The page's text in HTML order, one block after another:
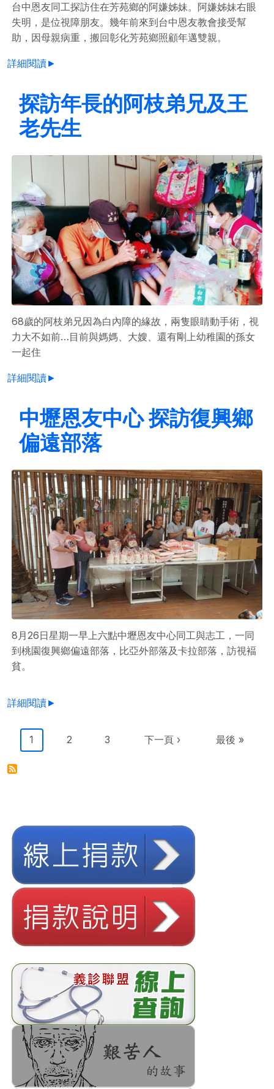
台中恩友同工探訪住在芳苑鄉的阿嫌姊妹。阿嫌姊妹右眼
失明，是位視障朋友。幾年前來到台中恩友教會接受幫
助，因母親病重，搬回彰化芳苑鄉照顧年邁雙親。
詳細閱讀►
探訪年長的阿枝弟兄及王
老先生
68歲的阿枝弟兄因為白內障的緣故，兩隻眼睛動手術，視
力大不如前…目前與媽媽、大嫂、還有剛上幼稚園的孫女
一起住
詳細閱讀►
中壢恩友中心 探訪復興鄉
偏遠部落
8月26日星期一早上六點中壢恩友中心同工與志工，一同
到桃園復興鄉偏遠部落，比亞外部落及卡拉部落，訪視褔
貧。
詳細閱讀►
Pagination
目前頁面
1 Page
2 Page
3 下一頁
下一頁 › Last page
最後 »